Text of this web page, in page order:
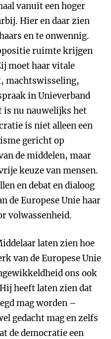
vanuit een hoger
Hier en daar zien
en te onwennig.
ruimte krijgen
moet haar vitale
machtswisseling,
in Unieverband
is nu nauwelijks het
is niet alleen een
gericht op
de middelen, maar
keuze van mensen.
en debat en dialoog
de Europese Unie haar
volwassenheid.
laten zien hoe
van de Europese Unie
ons ook
heeft laten zien dat
mag worden –
gedacht mag en zelfs
de democratie een